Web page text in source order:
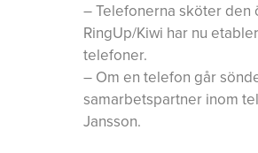
– Telefonerna sköter den
RingUp/Kiwi har nu
telefoner.
– Om en telefon går
samarbetspartner inom
Jansson.